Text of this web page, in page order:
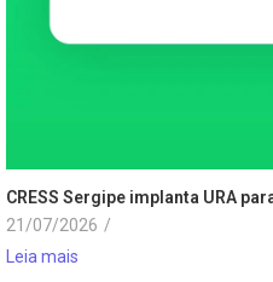
CRESS Sergipe implanta URA
21/07/2026 /
Leia mais